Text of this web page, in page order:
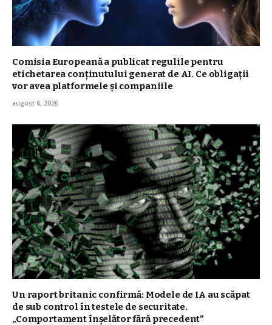
Comisia Europeană a publicat regulile pentru
etichetarea conținutului generat de AI. Ce obligații
vor avea platformele și companiile
august 6, 2026
Un raport britanic confirmă: Modele de IA au scăpat
de sub control în testele de securitate.
„Comportament înşelător fără precedent”